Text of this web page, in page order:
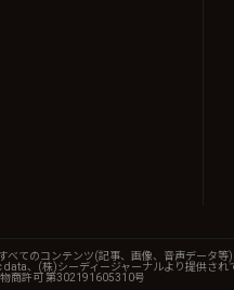
べてのコンテンツ(記事、画像、音声データ
、(株)シーディージャーナルより提供され
商許可 第302191605310号